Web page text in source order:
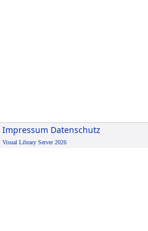
Impressum Datenschutz
Visual Library Server 2026